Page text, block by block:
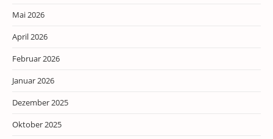
Mai 2026
April 2026
Februar 2026
Januar 2026
Dezember 2025
Oktober 2025